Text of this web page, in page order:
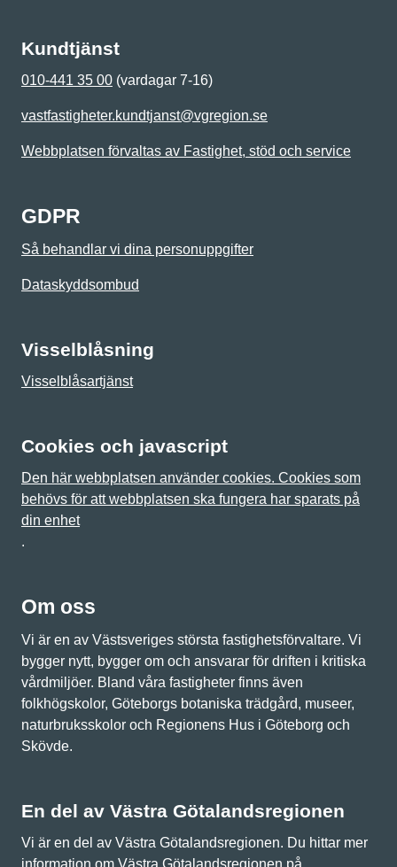
Kundtjänst
010-441 35 00 (vardagar 7-16)
vastfastigheter.kundtjanst@vgregion.se
Webbplatsen förvaltas av Fastighet, stöd och service
GDPR
Så behandlar vi dina personuppgifter
Dataskyddsombud
Visselblåsning
Visselblåsartjänst
Cookies och javascript
Den här webbplatsen använder cookies. Cookies som
behövs för att webbplatsen ska fungera har sparats på
din enhet
.
Om oss
Vi är en av Västsveriges största fastighetsförvaltare. Vi
bygger nytt, bygger om och ansvarar för driften i kritiska
vårdmiljöer. Bland våra fastigheter finns även
folkhögskolor, Göteborgs botaniska trädgård, museer,
naturbruksskolor och Regionens Hus i Göteborg och
Skövde.
En del av Västra Götalandsregionen
Vi är en del av Västra Götalandsregionen. Du hittar mer
information om Västra Götalandsregionen på